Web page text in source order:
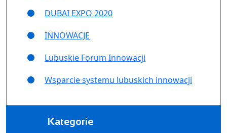
DUBAI EXPO 2020
INNOWACJE
Lubuskie Forum Innowacji
Wsparcie systemu lubuskich innowacji
Kategorie